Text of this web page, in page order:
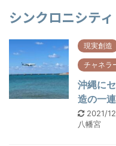
シンクロニシティ
現実創造
チャネラ
沖縄に
造の一
2021/
八幡宮